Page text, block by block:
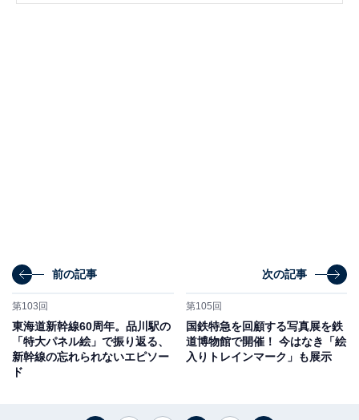
前の記事
第103回
東海道新幹線60周年。品川駅の
「特大パネル絵」で振り返る、
新幹線の忘れられないエピソー
ド
次の記事
第105回
国鉄特急を回顧する写真展を鉄
道博物館で開催！ 今はなき「絵
入りトレインマーク」も展示